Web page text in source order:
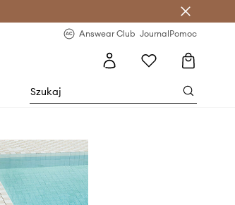
Answear Club JournalPomoc